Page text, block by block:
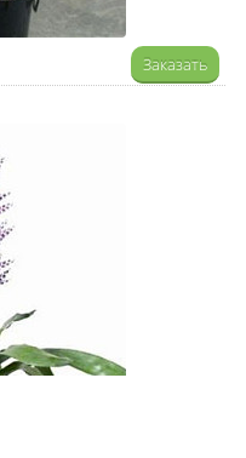
Заказать